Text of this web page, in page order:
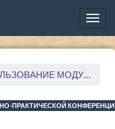
ОБСЛЕДОВАНИЯ РЕЧЕВОЙ ФУНКЦИИ У ПОЖИЛЫХ ПАЦИЕНТОВПРИ РАЗНЫХ ФОРМАХ АФАЗИИ
ПРАКТИЧЕСКОЙ